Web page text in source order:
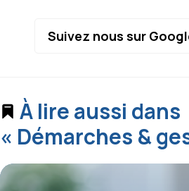
Suivez nous sur
À lire aussi dans
« Démarches &